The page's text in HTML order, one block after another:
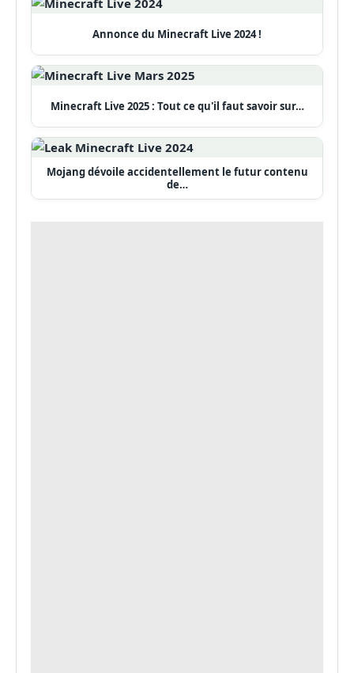
Annonce du Minecraft Live 2024 !
Minecraft Live 2025 : Tout ce qu'il faut savoir sur…
Mojang dévoile accidentellement le futur contenu
de…